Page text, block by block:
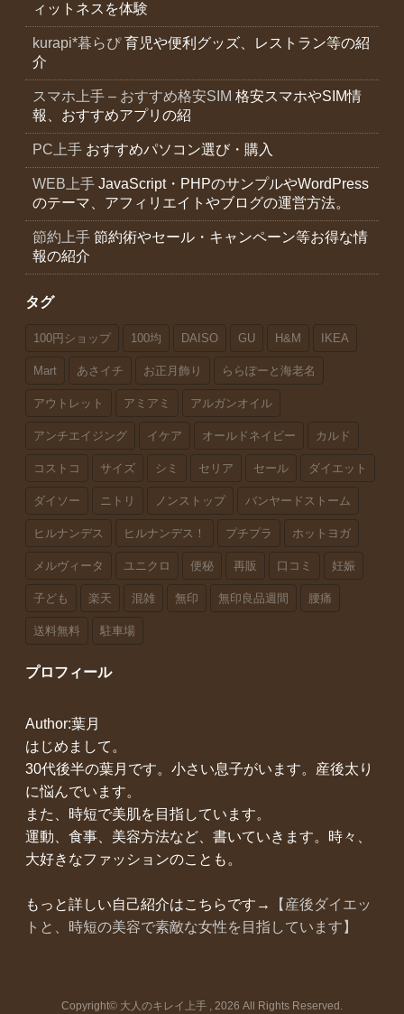
ィットネスを体験
kurapi*暮らぴ育児や便利グッズ、レストラン等の紹
介
スマホ上手 – おすすめ格安SIM 格安スマホやSIM情
報、おすすめアプリの紹
PC上手 おすすめパソコン選び・購入
WEB上手 JavaScript・PHPのサンプルやWordPress
のテーマ、アフィリエイトやブログの運営方法。
節約上手 節約術やセール・キャンペーン等お得な情
報の紹介
タグ
100円ショップ 100均 DAISO GU H&M IKEA
Mart あさイチ お正月飾り ららぽーと海老名
アウトレット アミアミ アルガンオイル
アンチエイジング イケア オールドネイビー カルド
コストコ サイズ シミ セリア セール ダイエット
ダイソー ニトリ ノンストップ バンヤードストーム
ヒルナンデス ヒルナンデス！ プチプラ ホットヨガ
メルヴィータ ユニクロ 便秘 再販 口コミ 妊娠
子ども 楽天 混雑 無印 無印良品週間 腰痛
送料無料 駐車場
プロフィール
Author:葉月
はじめまして。
30代後半の葉月です。小さい息子がいます。産後太り
に悩んでいます。
また、時短で美肌を目指しています。
運動、食事、美容方法など、書いていきます。時々、
大好きなファッションのことも。
もっと詳しい自己紹介はこちらです→
【産後ダイエッ
トと、時短の美容で素敵な女性を目指しています】
Copyright© 大人のキレイ上手 , 2026 All Rights Reserved.